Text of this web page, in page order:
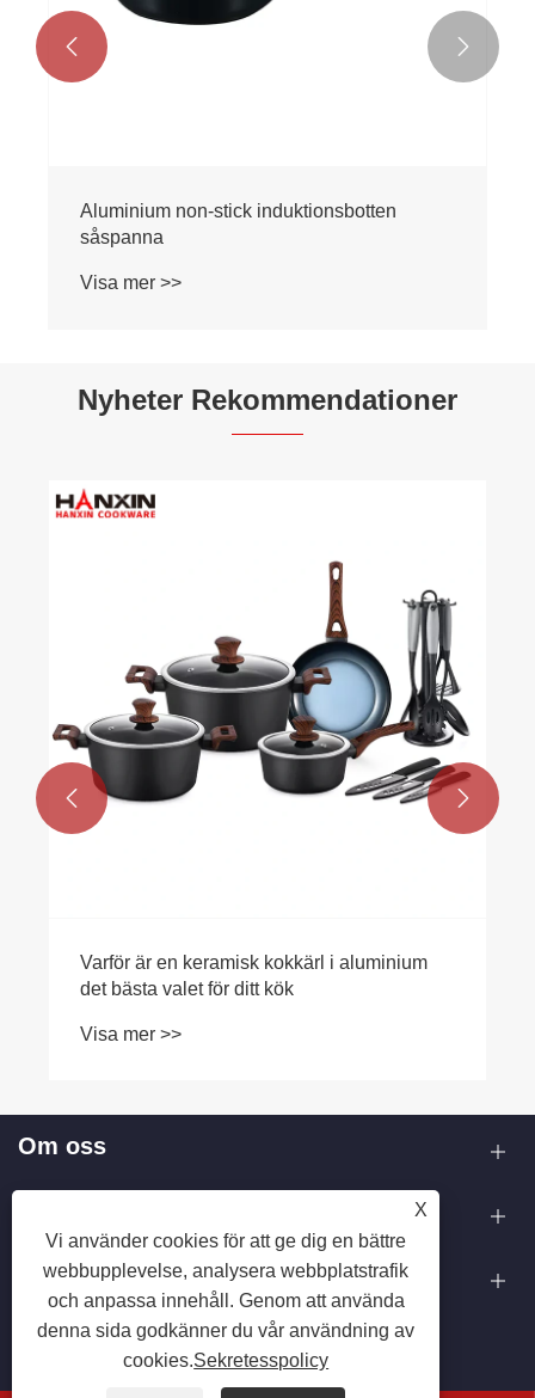
Aluminium non-stick induktionsbotten
såspanna
Visa mer >>
 
Nyheter Rekommendationer
Varför är en keramisk kokkärl i aluminium
det bästa valet för ditt kök
Visa mer >>
 
Om oss
Kontakta oss
FÖLJ OSS
X
Vi använder cookies för att ge dig en bättre
webbupplevelse, analysera webbplatstrafik
och anpassa innehåll. Genom att använda
denna sida godkänner du vår användning av
cookies.Sekretesspolicy